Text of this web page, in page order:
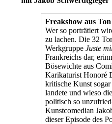
Frederick D. Bunsen
Bildergeschichten
Zankel
Kunsttheorie:
Kunst geht weiter.
Freakshow aus Ton
Wer so porträtiert
zu lachen. Die 32
Werkgruppe Juste
Frankreichs dar,
Bösewichte aus
Karikaturist Honoré
kritische Kunst
landete und wieso
politisch so
Kunstcomedian
dieser Episode des